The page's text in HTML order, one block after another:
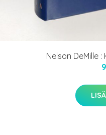
Nelson DeMille